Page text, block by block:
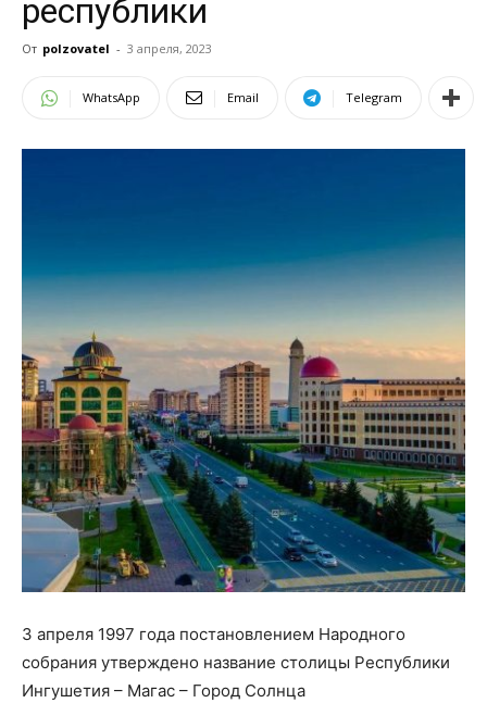
республики
От polzovatel - 3 апреля, 2023
WhatsApp Email Telegram
3 апреля 1997 года постановлением Народного
собрания утверждено название столицы Республики
Ингушетия – Магас – Город Солнца